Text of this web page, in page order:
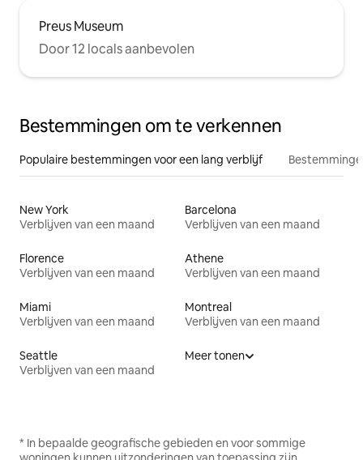
Preus Museum
Door 12 locals aanbevolen
Bestemmingen om te verkennen
Populaire bestemmingen voor een lang verblijf
New York
Verblijven van een maand
Barcelona
Verblijven van een maand
Florence
Verblijven van een maand
Athene
Verblijven van een maand
Miami
Verblijven van een maand
Montreal
Verblijven van een maand
Seattle
Verblijven van een maand
Meer tonen
* In bepaalde geografische gebieden en voor sommige